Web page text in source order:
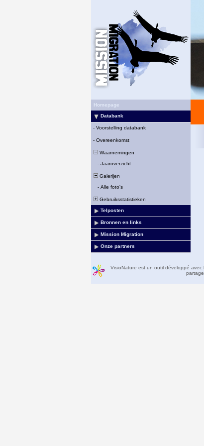
Homepage
Databank
- Voorstelling databank
- Overeenkomst
Waarnemingen
- Jaaroverzicht
Galerijen
- Alle foto's
Gebruiksstatistieken
Telposten
Bronnen en links
Mission Migration
Onze partners
VisioNature est un outil développé